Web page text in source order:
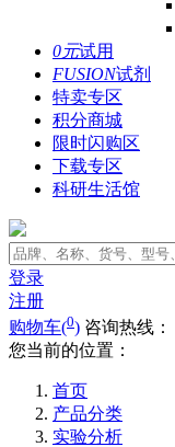
0元试用
FUSION试剂
特卖专区
积分商城
限时闪购区
下载专区
科研生活馆
登录
注册
购物车(0) 咨询热线：
您当前的位置：
首页
产品分类
实验分析